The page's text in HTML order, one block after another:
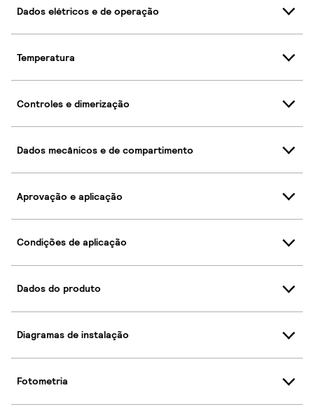
Dados elétricos e de operação
Temperatura
Controles e dimerização
Dados mecânicos e de compartimento
Aprovação e aplicação
Condições de aplicação
Dados do produto
Diagramas de instalação
Fotometria